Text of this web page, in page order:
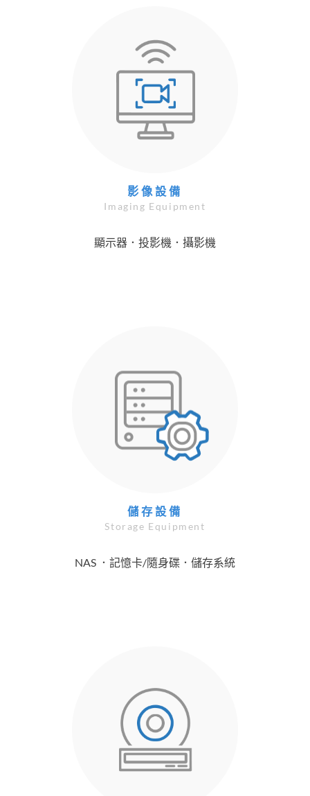
影像設備
Imaging Equipment
顯示器．投影機．攝影機
儲存設備
Storage Equipment
NAS ．記憶卡/隨身碟．儲存系統